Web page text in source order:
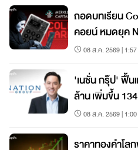
ถอดบทเรียน
คอยน์ หมดยุค Not Your Keys, Not Your
Coins?
08 ส.ค. 2569 | 1:57
'เนชั่น กรุ๊ป' ฟื้น
ล้าน เพิ่มขึ้น
เต็มรูปแบบ
08 ส.ค. 2569 | 1:00
ราคาทองคำโล